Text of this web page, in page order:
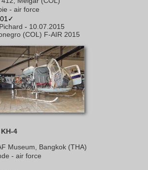
- air force
- 10.07.2015
(COL) F-AIR 2015
4
Museum, Bangkok (THA)
- air force